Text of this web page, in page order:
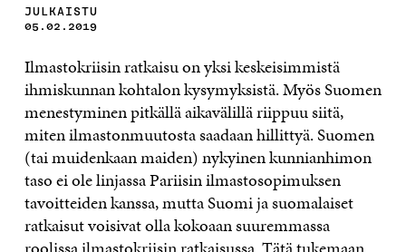
JULKAISTU
05.02.2019
Ilmastokriisin ratkaisu on yksi keskeisimmistä
ihmiskunnan kohtalon kysymyksistä. Myös Suomen
menestyminen pitkällä aikavälillä riippuu siitä,
miten ilmastonmuutosta saadaan hillittyä. Suomen
(tai muidenkaan maiden) nykyinen kunnianhimon
taso ei ole linjassa Pariisin ilmastosopimuksen
tavoitteiden kanssa, mutta Suomi ja suomalaiset
ratkaisut voisivat olla kokoaan suuremmassa